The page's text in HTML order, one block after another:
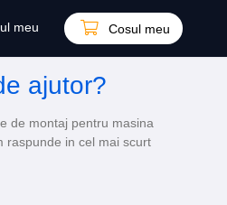
meu Cosul meu
ajutor?
de montaj pentru masina
raspunde in cel mai scurt